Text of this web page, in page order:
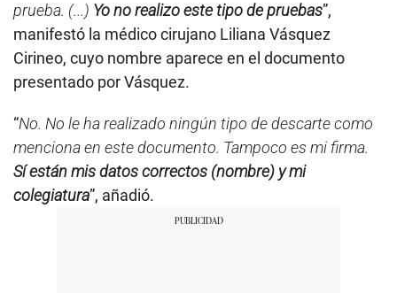
prueba. (...) Yo no realizo este tipo de pruebas”,
manifestó la médico cirujano Liliana Vásquez
Cirineo, cuyo nombre aparece en el documento
presentado por Vásquez.
“No. No le ha realizado ningún tipo de descarte como
menciona en este documento. Tampoco es mi firma.
Sí están mis datos correctos (nombre) y mi
colegiatura”, añadió.